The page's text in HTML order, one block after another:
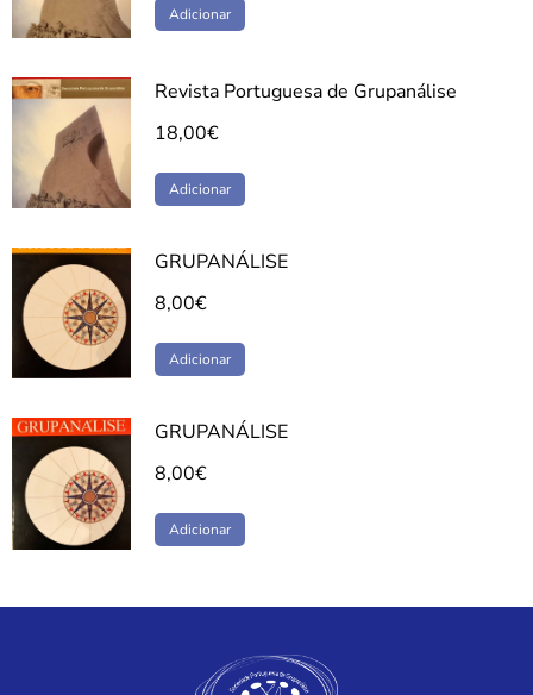
Adicionar
Revista Portuguesa de Grupanálise
18,00€
Adicionar
GRUPANÁLISE
8,00€
Adicionar
GRUPANÁLISE
8,00€
Adicionar